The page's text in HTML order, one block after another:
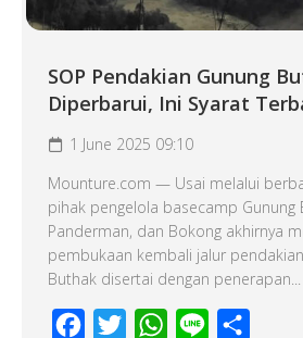
SOP Pendakian Gunung
Diperbarui, Ini Syarat
1 June 2025 09:10
Mounture.com — Usai melalui
pihak pengelola basecamp Gunung
Panderman, dan Bokong akhirnya
pembukaan kembali jalur
Buthak disertai dengan penerapan...
Facebook
Twitter WhatsApp
Line